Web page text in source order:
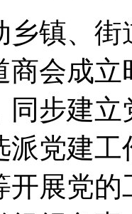
乡镇、
商会成
同步建
派党建
开展党